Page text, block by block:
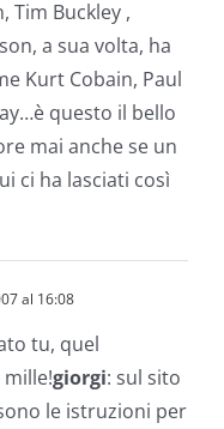
Tim Buckley ,
a sua volta, ha
Kurt Cobain, Paul
questo il bello
mai anche se un
ci ha lasciati così
al 16:08
tu, quel
giorgi: sul sito
le istruzioni per